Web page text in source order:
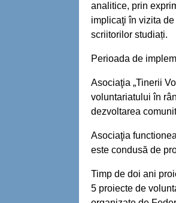
analitice, prin
implicaţi în vizita
scriitorilor studiați.
Perioada de
Asociaţia „Tinerii
voluntariatului în
dezvoltarea
Asociaţia
este condusă de
Timp de doi ani
5 proiecte de